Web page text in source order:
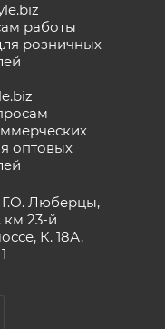
работы
розничных
оптовых
Г.О. Люберцы,
км 23-й
К. 18А,